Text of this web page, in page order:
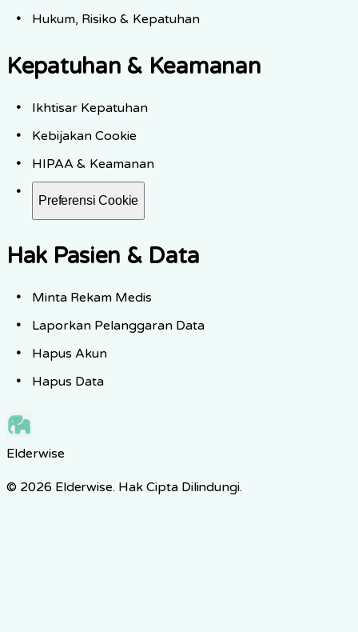
Hukum, Risiko & Kepatuhan
Kepatuhan & Keamanan
Ikhtisar Kepatuhan
Kebijakan Cookie
HIPAA & Keamanan
Preferensi Cookie
Hak Pasien & Data
Minta Rekam Medis
Laporkan Pelanggaran Data
Hapus Akun
Hapus Data
Elderwise
© 2026 Elderwise. Hak Cipta Dilindungi.